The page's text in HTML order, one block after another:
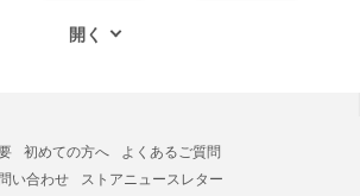
初めての方へ
よくあるご質問
い合わせ
ストアニュースレター